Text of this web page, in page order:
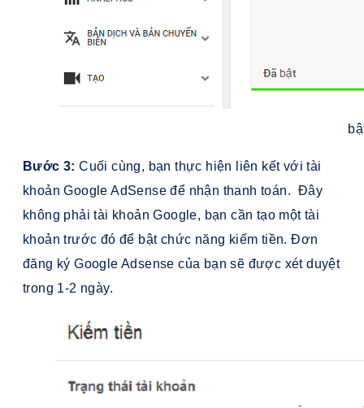
Bước 3: Cuối cùng, bạn thực hiện liên kết với tài
khoản Google AdSense để nhận thanh toán. Đây
không phải tài khoản Google, bạn cần tạo một tài
khoản trước đó để bật chức năng kiếm tiền. Đơn
đăng ký Google Adsense của bạn sẽ được xét duyệt
trong 1-2 ngày.